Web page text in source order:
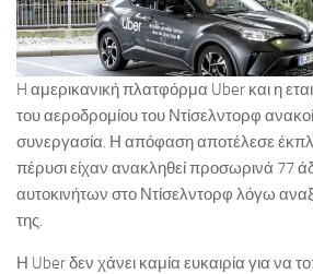
H αμερικανική πλατφόρμα Uber και η
του αεροδρομίου του Ντίσελντορφ
συνεργασία. Η απόφαση αποτέλεσε
πέρυσι είχαν ανακληθεί προσωρινά 77
αυτοκινήτων στο Ντίσελντορφ λόγω
της.
Η Uber δεν χάνει καμία ευκαιρία για να